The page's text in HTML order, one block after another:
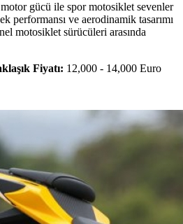
gücü ile spor motosiklet sevenler
performansı ve aerodinamik tasarımı
motosiklet sürücüleri arasında
Fiyatı: 12,000 - 14,000 Euro